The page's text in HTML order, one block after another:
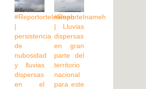
#ReportorteInameh
|
persistencia
de
nubosidad
y lluvias
dispersas
en el
#ReporteInameh
| Lluvias
dispersas
en gran
parte del
territorio
nacional
para este